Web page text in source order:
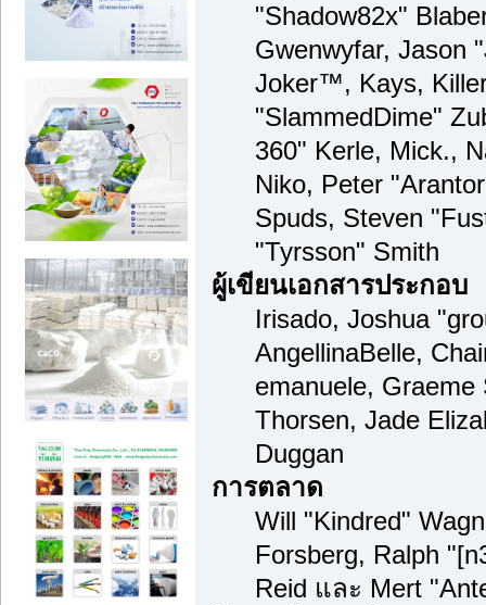
"Shadow82x"
Gwenwyfar, Jason
Joker™, Kays,
"SlammedDime"
360" Kerle, Mick.,
Niko, Peter
Spuds, Steven
"Tyrsson" Smith
ผู้เขียนเอกสารประกอบ
Irisado, Joshua
AngellinaBelle,
emanuele,
Thorsen, Jade
Duggan
การตลาด
Will "Kindred"
Forsberg, Ralph
Reid และ Mert